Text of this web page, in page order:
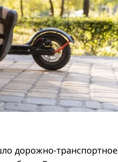
дорожно-транспортное